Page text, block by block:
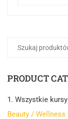
PRODUCT
1. Wszystkie
Beauty / Wellness